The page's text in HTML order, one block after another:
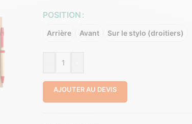
POSITION
Arrière Avant Sur le stylo (droitiers)
AJOUTER AU DEVIS